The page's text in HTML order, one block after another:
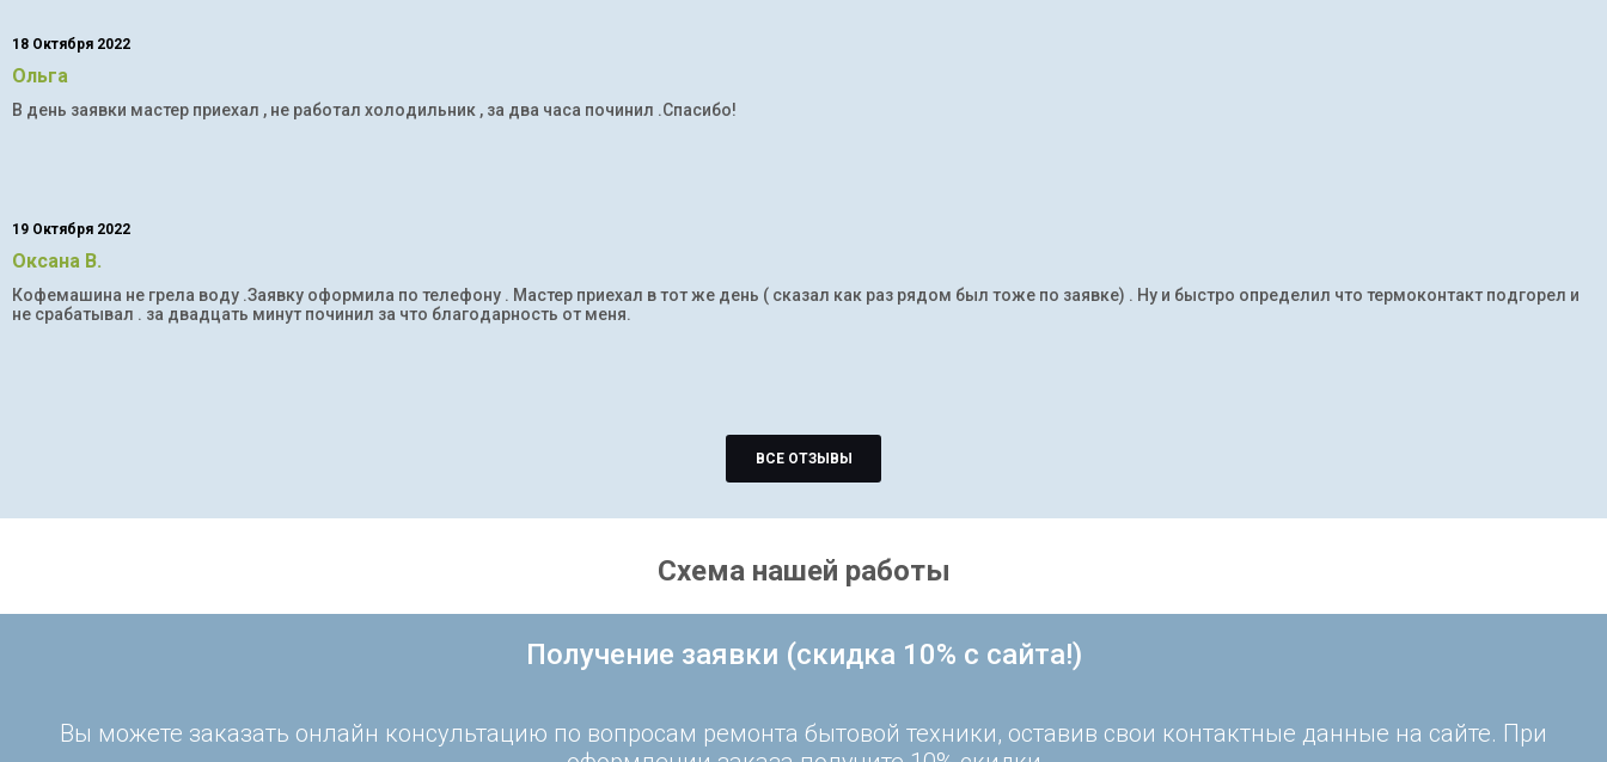
18 Октября 2022
Ольга
В день заявки мастер приехал , не работал холодильник , за два часа починил .Спасибо!
19 Октября 2022
Оксана В.
Кофемашина не грела воду .Заявку оформила по телефону . Мастер приехал в тот же день ( сказал как раз рядом был тоже по заявке) . Ну и быстро определил что термоконтакт подгорел и
не срабатывал . за двадцать минут починил за что благодарность от меня.
ВСЕ ОТЗЫВЫ
Схема нашей работы
Получение заявки (скидка 10% с сайта!)
Вы можете заказать онлайн консультацию по вопросам ремонта бытовой техники, оставив свои контактные данные на сайте. При